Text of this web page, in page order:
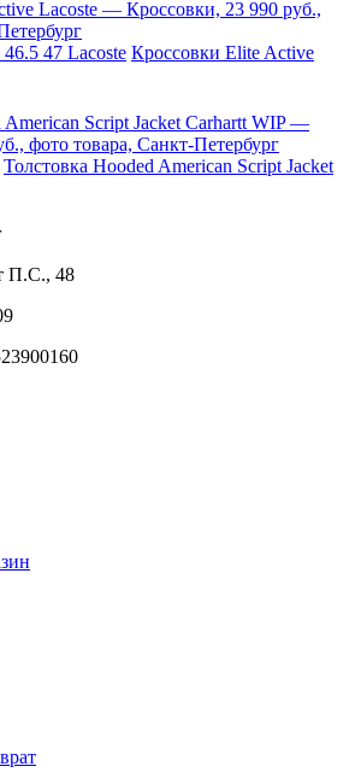
46.5 47 Lacoste Кроссовки Elite Active
Толстовка Hooded American Script Jacket
П.С., 48